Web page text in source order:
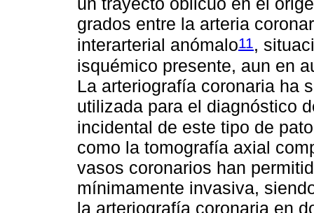
grados entre la arteria
interarterial anómalo11 ,
isquémico presente, aun en
La arteriografía coronaria ha
utilizada para el diagnóstico
incidental de este tipo de
como la tomografía axial
vasos coronarios han
mínimamente invasiva,
la arteriografía coronaria en